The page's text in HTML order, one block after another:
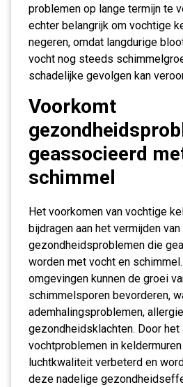
problemen op lange termijn te
echter belangrijk om vochtige
negeren, omdat langdurige
vocht nog steeds
schadelijke gevolgen kan
Voorkomt
geassocieerd
schimmel
Het voorkomen van vochtige
bijdragen aan het vermijden van
gezondheidsproblemen die
worden met vocht en
omgevingen kunnen de groei
schimmelsporen bevorderen,
ademhalingsproblemen,
gezondheidsklachten. Door het
vochtproblemen in
luchtkwaliteit verbeterd en
deze nadelige